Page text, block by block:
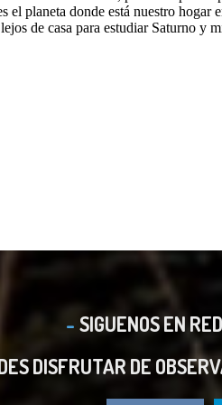
SIGUENOS EN
DISFRUTAR DE